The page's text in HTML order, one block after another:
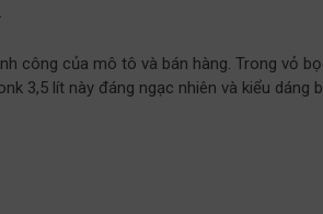
công của mô tô và bán hàng. Trong vỏ
3,5 lít này đáng ngạc nhiên và kiểu dáng